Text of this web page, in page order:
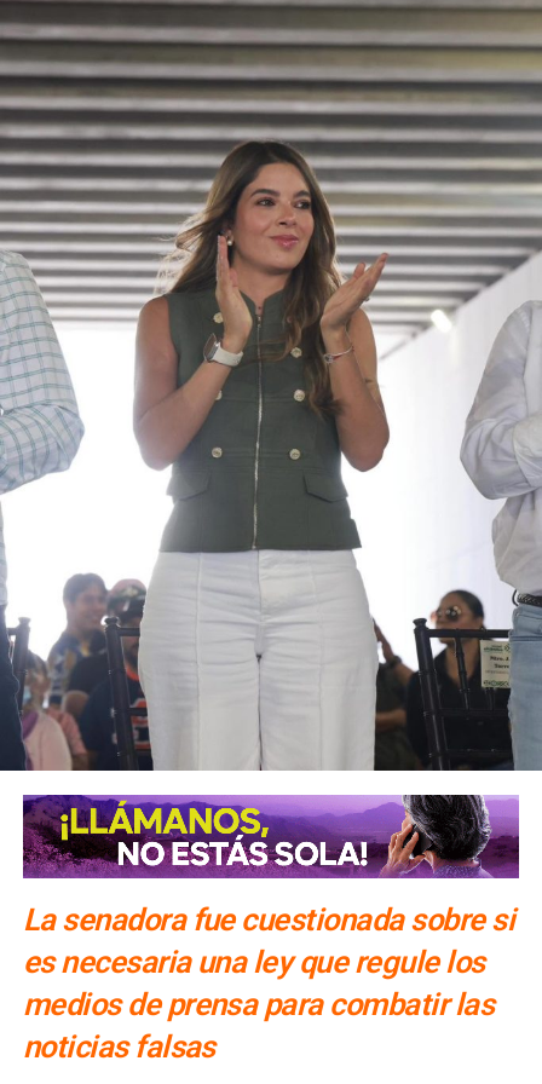
” desarrollado con el objetivo de encontrar líneas
procesales que permitan el esclarecimiento de los
hechos.
Este arresto reactiva el proceso en contra deAguirre
Rivero, quien ocupó la gubernatura de la entidad desde
2011
y presentó su renuncia al cargo en 2014, derivado de
la crisis institucional originada por ladesaparición
de los
normalistas. Desde el inicio de las primeras carpetas de
investigación, el exmandatario
negó reiteradamente
estar implicado en el caso que hoy motiva su detención.
El periodismo se firma: Ruth González
La senadora fue cuestionada sobre si
es necesaria una ley que regule los
medios de prensa para combatir las
noticias falsas